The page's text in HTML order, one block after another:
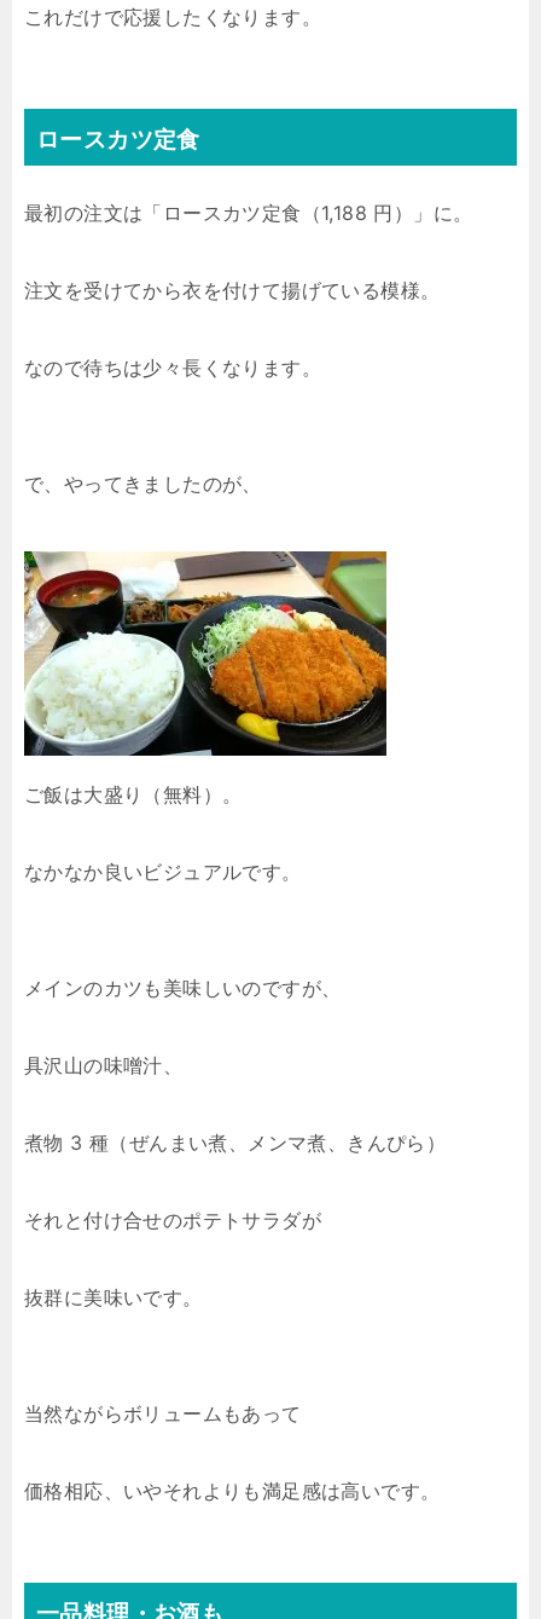
これだけで応援したくなります。
ロースカツ定食
最初の注文は「ロースカツ定食（1,188 円）」に。
注文を受けてから衣を付けて揚げている模様。
なので待ちは少々長くなります。
で、やってきましたのが、
ご飯は大盛り（無料）。
なかなか良いビジュアルです。
メインのカツも美味しいのですが、
具沢山の味噌汁、
煮物 3 種（ぜんまい煮、メンマ煮、きんぴら）
それと付け合せのポテトサラダが
抜群に美味いです。
当然ながらボリュームもあって
価格相応、いやそれよりも満足感は高いです。